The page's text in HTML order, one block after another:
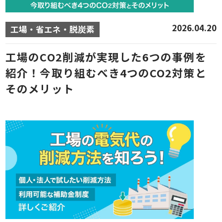
工場・省エネ・脱炭素 2026.04.20
工場のCO2削減が実現した6つの事例を
紹介！今取り組むべき4つのCO2対策と
そのメリット